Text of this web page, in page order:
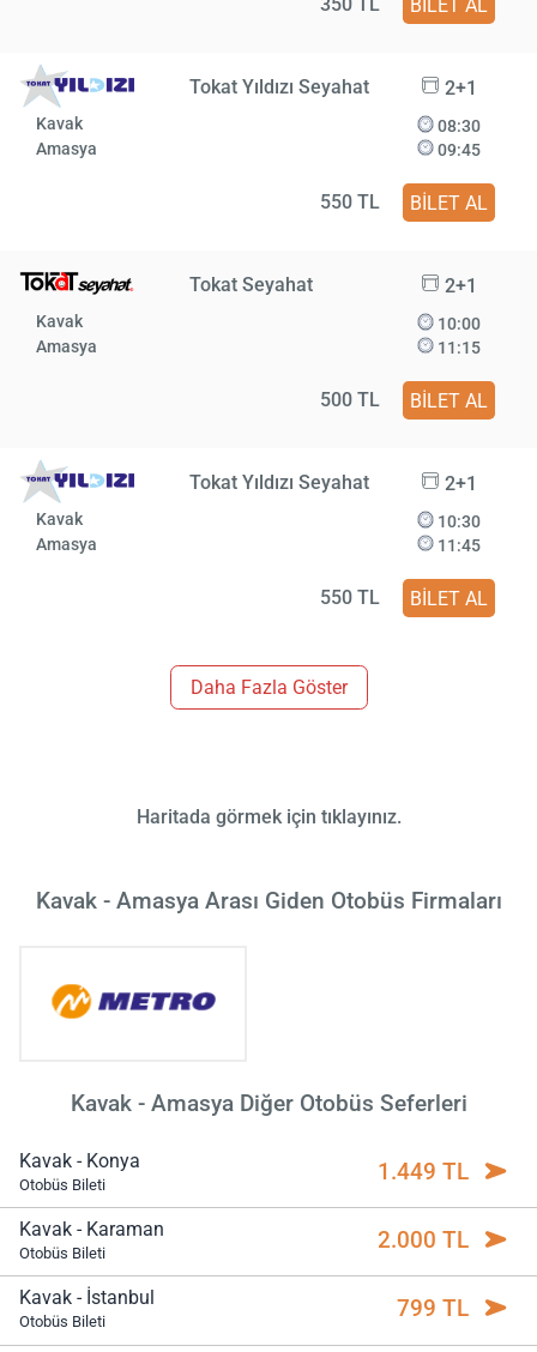
BİLET AL
Tokat Yıldızı Seyahat 2+1
Kavak
Amasya
08:30
09:45
550 TL BİLET AL
Tokat Seyahat 2+1
Kavak
Amasya
10:00
11:15
500 TL BİLET AL
Tokat Yıldızı Seyahat 2+1
Kavak
Amasya
10:30
11:45
550 TL BİLET AL
Daha Fazla Göster
Haritada görmek için tıklayınız.
Kavak - Amasya Arası Giden Otobüs Firmaları
Kavak - Amasya Diğer Otobüs Seferleri
Kavak - Konya
Otobüs Bileti 1.449 TL
Kavak - Karaman
Otobüs Bileti 2.000 TL
Kavak - İstanbul
Otobüs Bileti 799 TL